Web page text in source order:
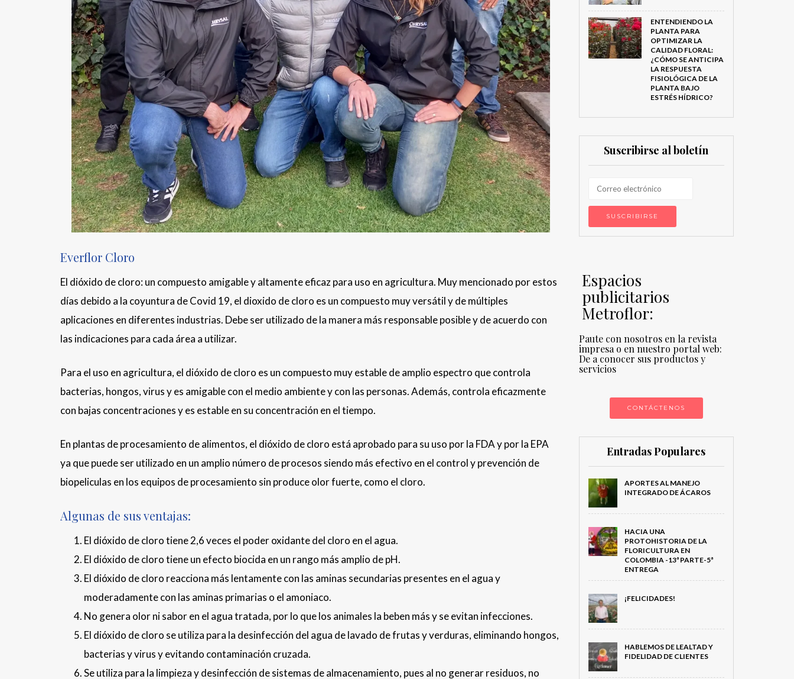
Everflor Cloro
El dióxido de cloro: un compuesto amigable y altamente eficaz para uso en agricultura. Muy mencionado por estos
días debido a la coyuntura de Covid 19, el dioxido de cloro es un compuesto muy versátil y de múltiples
aplicaciones en diferentes industrias. Debe ser utilizado de la manera más responsable posible y de acuerdo con
las indicaciones para cada área a utilizar.
Para el uso en agricultura, el dióxido de cloro es un compuesto muy estable de amplio espectro que controla
bacterias, hongos, virus y es amigable con el medio ambiente y con las personas. Además, controla eficazmente
con bajas concentraciones y es estable en su concentración en el tiempo.
En plantas de procesamiento de alimentos, el dióxido de cloro está aprobado para su uso por la FDA y por la EPA
ya que puede ser utilizado en un amplio número de procesos siendo más efectivo en el control y prevención de
biopeliculas en los equipos de procesamiento sin produce olor fuerte, como el cloro.
Algunas de sus ventajas:
El dióxido de cloro tiene 2,6 veces el poder oxidante del cloro en el agua.
El dióxido de cloro tiene un efecto biocida en un rango más amplio de pH.
El dióxido de cloro reacciona más lentamente con las aminas secundarias presentes en el agua y
moderadamente con las aminas primarias o el amoniaco.
No genera olor ni sabor en el agua tratada, por lo que los animales la beben más y se evitan infecciones.
El dióxido de cloro se utiliza para la desinfección del agua de lavado de frutas y verduras, eliminando hongos,
bacterias y virus y evitando contaminación cruzada.
Se utiliza para la limpieza y desinfección de sistemas de almacenamiento, pues al no generar residuos, no
ENTENDIENDO LA
PLANTA PARA
OPTIMIZAR LA
CALIDAD FLORAL:
¿CÓMO SE ANTICIPA
LA RESPUESTA
FISIOLÓGICA DE LA
PLANTA BAJO
ESTRÉS HÍDRICO?
Suscribirse al boletín
Espacios
publicitarios
Metroflor:
Paute con nosotros en la revista
impresa o en nuestro portal web:
De a conocer sus productos y
servicios
CONTÁCTENOS
Entradas Populares
APORTES AL MANEJO
INTEGRADO DE ÁCAROS
HACIA UNA
PROTOHISTORIA DE LA
FLORICULTURA EN
COLOMBIA -13ª PARTE-5ª
ENTREGA
¡FELICIDADES!
HABLEMOS DE LEALTAD Y
FIDELIDAD DE CLIENTES